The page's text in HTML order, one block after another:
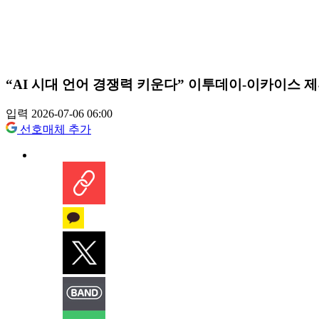
“AI 시대 언어 경쟁력 키운다” 이투데이-이카이스
입력 2026-07-06 06:00
선호매체 추가